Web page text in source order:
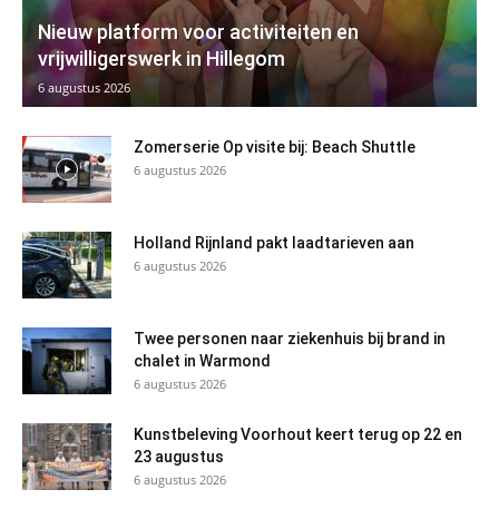
Nieuw platform voor activiteiten en
vrijwilligerswerk in Hillegom
6 augustus 2026
Zomerserie Op visite bij: Beach Shuttle
6 augustus 2026
Holland Rijnland pakt laadtarieven aan
6 augustus 2026
Twee personen naar ziekenhuis bij brand in
chalet in Warmond
6 augustus 2026
Kunstbeleving Voorhout keert terug op 22 en
23 augustus
6 augustus 2026